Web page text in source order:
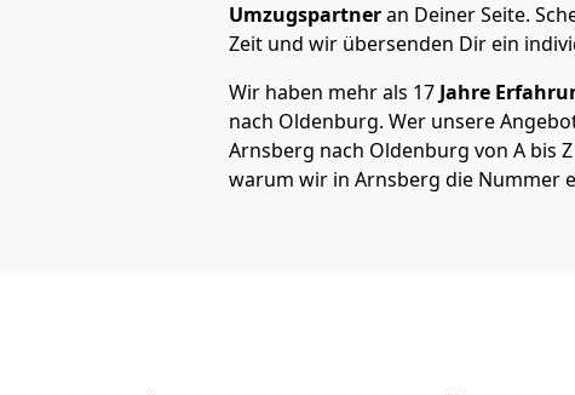
Umzugspartneran Deiner Seite.
Zeit und wir übersenden Dir ein
Wir haben mehr als 17 Jahre
nach Oldenburg. Wer unsere
Arnsberg nach Oldenburg von A bis
warum wir in Arnsberg die Nummer